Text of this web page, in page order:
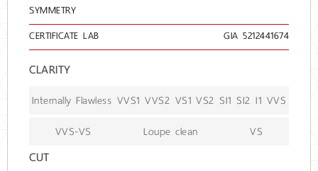
SYMMETRY
CERTIFICATE LAB
GIA 5212441674
CLARITY
Internally Flawless VVS1 VVS2 VS1 VS2 SI1 SI2 I1 VVS
VVS-VS
Loupe clean VS
CUT